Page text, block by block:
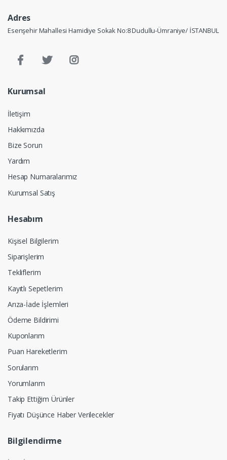
Adres
Esenşehir Mahallesi Hamidiye Sokak No:8 Dudullu-Ümraniye/ İSTANBUL
Kurumsal
İletişim
Hakkımızda
Bize Sorun
Yardım
Hesap Numaralarımız
Kurumsal Satış
Hesabım
Kişisel Bilgilerim
Siparişlerim
Tekliflerim
Kayıtlı Sepetlerim
Arıza-İade İşlemleri
Ödeme Bildirimi
Kuponlarım
Puan Hareketlerim
Sorularım
Yorumlarım
Takip Ettiğim Ürünler
Fiyatı Düşünce Haber Verilecekler
Bilgilendirme